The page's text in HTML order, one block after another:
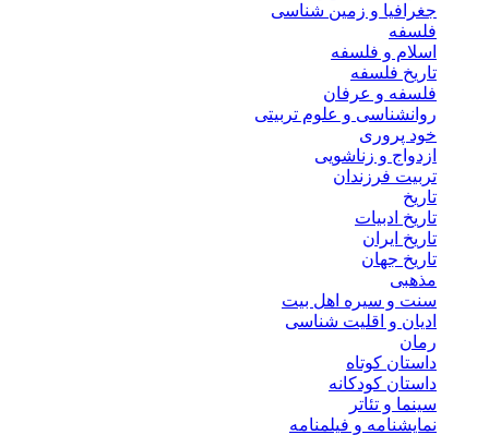
جغرافیا و زمین شناسی
فلسفه
اسلام و فلسفه
تاریخ فلسفه
فلسفه و عرفان
روانشناسی و علوم تربیتی
خود پروری
ازدواج و زناشویی
تربیت فرزندان
تاریخ
تاریخ ادبیات
تاریخ ایران
تاریخ جهان
مذهبی
سنت و سیره اهل بیت
ادیان و اقلیت شناسی
رمان
داستان کوتاه
داستان کودکانه
سینما و تئاتر
نمایشنامه و فیلمنامه